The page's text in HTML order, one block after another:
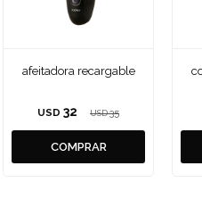
afeitadora recargable
USD 32 USD 35